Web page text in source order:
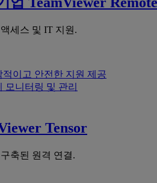
세스 및 IT 지원.
적이고 안전한 지원 제공
모니터링 및 관리
Tensor
축된 원격 연결.